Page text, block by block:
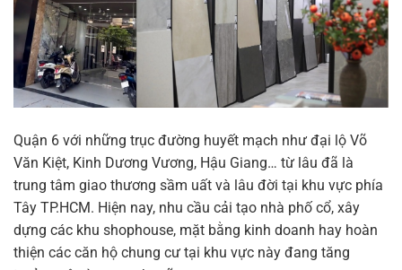
Quận 6 với những trục đường huyết mạch như đại lộ Võ
Văn Kiệt, Kinh Dương Vương, Hậu Giang… từ lâu đã là
trung tâm giao thương sầm uất và lâu đời tại khu vực phía
Tây TP.HCM. Hiện nay, nhu cầu cải tạo nhà phố cổ, xây
dựng các khu shophouse, mặt bằng kinh doanh hay hoàn
thiện các căn hộ chung cư tại khu vực này đang tăng